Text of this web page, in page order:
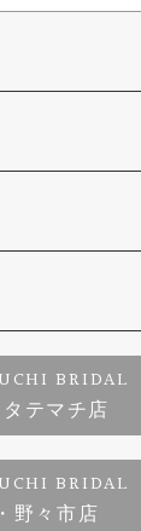
ング
BRIDAL
テマチ店
BRIDAL
野々市店